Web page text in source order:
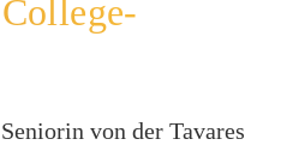
von der Tavares